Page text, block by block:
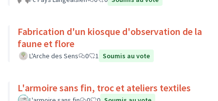
Fabrication d'un kiosque d'observation de la
faune et flore
L'Arche des Sens 0 1 Soumis au vote
L'armoire sans fin, troc et ateliers textiles